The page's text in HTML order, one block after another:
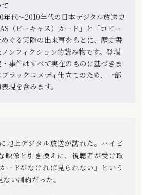
代〜2010年代の日本デジタル放送史
（ビーキャス）カード」と「コピー
ぐる実際の出来事をもとに、歴史書
ンフィクション的読み物です。登場
事件はすべて実在のものに基づきま
ラックコメディ仕立てのため、一部
現を含みます。
地上デジタル放送が訪れた。ハイビ
映像と引き換えに、視聴者が受け取
ードがなければ見られない」という
い制約だった。